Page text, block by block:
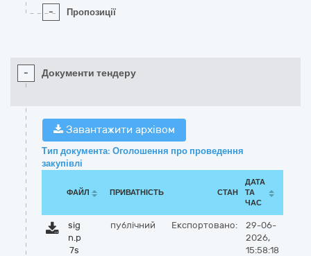
- Пропозиції
- Документи тендеру
Завантажити архівом
Тип документа: Оголошення про проведення
закупівлі
ФАЙЛ ПРИВАТНІСТЬ СТАН
ДАТА
ТА
ЧАС
sig
n.p
7s
публічний Експортовано:
29-06-
2026,
15:58:18